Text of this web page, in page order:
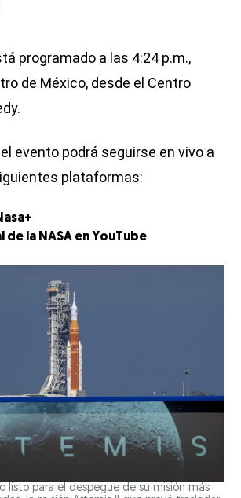
programado a las 4:24 p.m.,
de México, desde el Centro
evento podrá seguirse en vivo a
plataformas:
de la NASA en YouTube
listo para el despegue de su misión más